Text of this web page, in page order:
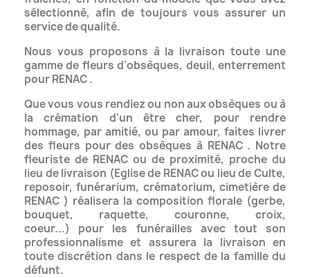
sélectionné, afin de toujours vous assurer un
service de qualité.
Nous vous proposons à la livraison toute une
gamme de fleurs d'obsèques, deuil, enterrement
pour RENAC .
Que vous vous rendiez ou non aux obsèques ou à
la crémation d'un être cher, pour rendre
hommage, par amitié, ou par amour, faites livrer
des fleurs pour des obsèques à RENAC . Notre
fleuriste de RENAC ou de proximité, proche du
lieu de livraison (Eglise de RENAC ou lieu de Culte,
reposoir, funérarium, crématorium, cimetière de
RENAC ) réalisera la composition florale (gerbe,
bouquet, raquette, couronne, croix,
coeur...) pour les funérailles avec tout son
professionnalisme et assurera la livraison en
toute discrétion dans le respect de la famille du
défunt.